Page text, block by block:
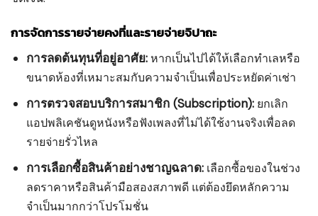
การจัดการรายจ่ายคงที่และรายจ่ายจิปาถะ
การลดต้นทุนที่อยู่อาศัย:หากเป็นไปได้ให้เลือกทำเลหรือ
ขนาดห้องที่เหมาะสมกับความจำเป็นเพื่อประหยัดค่าเช่า
การตรวจสอบบริการสมาชิก (Subscription): ยกเลิก
แอปพลิเคชันดูหนังหรือฟังเพลงที่ไม่ได้ใช้งานจริงเพื่อลด
รายจ่ายรั่วไหล
การเลือกซื้อสินค้าอย่างชาญฉลาด: เลือกซื้อของในช่วง
ลดราคาหรือสินค้ามือสองสภาพดี แต่ต้องยึดหลักความ
จำเป็นมากกว่าโปรโมชั่น